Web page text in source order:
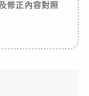
修正內容對照